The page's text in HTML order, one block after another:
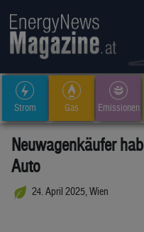
Strom Gas Emissionen
Neuwagenkäufer
Auto
24. April 2025, Wien